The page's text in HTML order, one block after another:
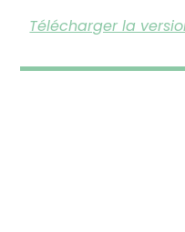
Télécharger la